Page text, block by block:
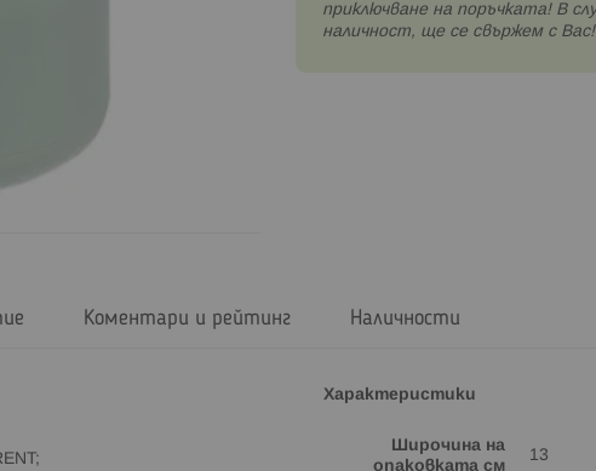
приключване на поръчката! В
наличност, ще се свържем с Вас!
Характеристики
Широчина на
опаковката см
13
Коментари и рейтинг Наличности